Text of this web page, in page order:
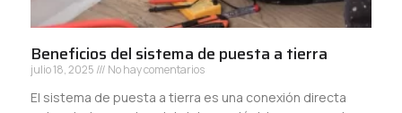
Beneficios del sistema de puesta a tierra
julio 18, 2025 No hay comentarios
El sistema de puesta a tierra es una conexión directa